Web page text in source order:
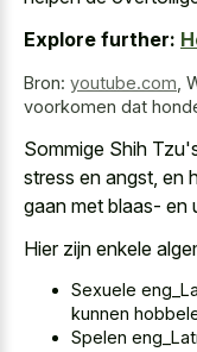
Explore further:
Bron: youtube.com
voorkomen dat
Sommige Shih
stress en angst, en
gaan met blaas- en
Hier zijn enkele
Sexuele
kunnen
Spelen